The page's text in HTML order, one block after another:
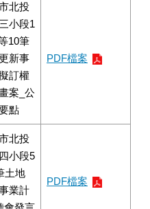
北投
小段1
10筆
新事
訂權
案_公
點
PDF檔案
北投
小段5
土地
業計
PDF檔案